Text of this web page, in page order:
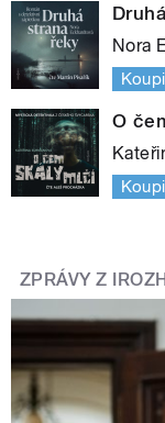
Nora
O
ZPRÁVY Z